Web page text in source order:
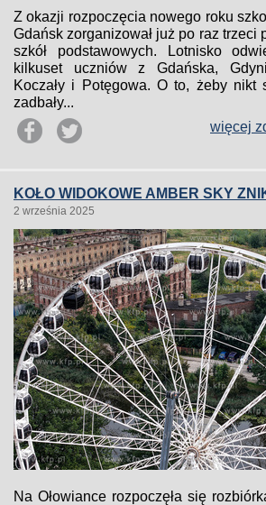
Z okazji rozpoczęcia nowego roku
Gdańsk zorganizował już po raz trzeci
szkół podstawowych. Lotnisko
kilkuset uczniów z Gdańska,
Koczały i Potęgowa. O to, żeby nikt
zadbały...
więcej
KOŁO WIDOKOWE AMBER SKY
2 września 2025
Na Ołowiance rozpoczęła się